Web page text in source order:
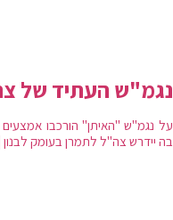
נגמ"ש העתיד של
על נגמ"ש "האיתן" הורכבו
בה יידרש צה"ל לתמרן בעומק לבנון